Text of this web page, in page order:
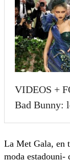
VIDEOS +
Bad Bunny:
La Met Gala, en
moda estadouni-